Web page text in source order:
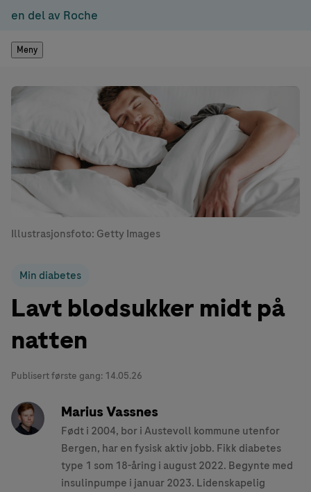
en del av Roche
Meny
Illustrasjonsfoto: Getty Images
Min diabetes
Lavt blodsukker midt på
natten
Publisert første gang: 14.05.26
Marius Vassnes
Født i 2004, bor i Austevoll kommune utenfor
Bergen, har en fysisk aktiv jobb. Fikk diabetes
type 1 som 18-åring i august 2022. Begynte med
insulinpumpe i januar 2023. Lidenskapelig